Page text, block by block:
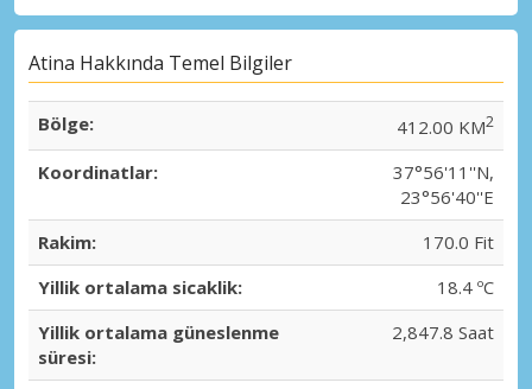
Atina Hakkında Temel Bilgiler
Bölge: 412.00 KM2
Koordinatlar:
37°56'11''N,
23°56'40''E
Rakim:
170.0 Fit
Yillik ortalama sicaklik:
18.4 ºC
Yillik ortalama güneslenme
süresi:
2,847.8 Saat